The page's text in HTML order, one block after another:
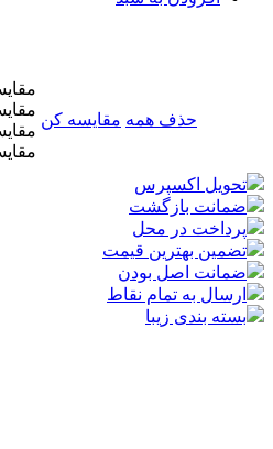
حذف همه مقایسه کن
تحویل اکسپرس
ضمانت بازگشت
پرداخت در محل
تضمین بهترین قیمت
ضمانت اصل بودن
ارسال به تمام نقاط
بسته بندی زیبا